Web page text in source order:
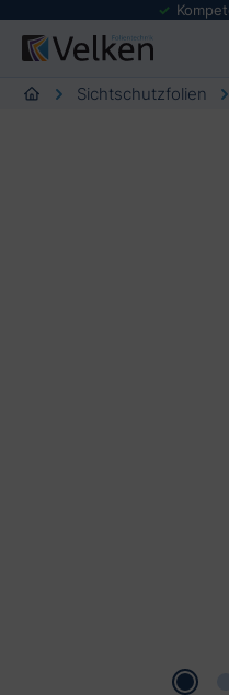
springen
Sichtschutzfolien